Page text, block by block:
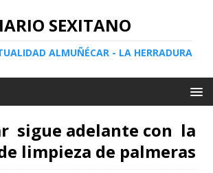
SEXITANO
ALMUÑÉCAR - LA HERRADURA
sigue adelante con la
limpieza de palmeras